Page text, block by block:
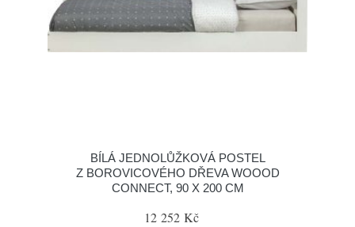
BÍLÁ JEDNOLŮŽKOVÁ POSTEL
Z BOROVICOVÉHO DŘEVA WOOOD
CONNECT, 90 X 200 CM
12 252 Kč